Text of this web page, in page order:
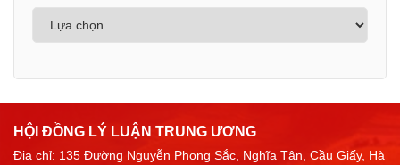
HỘI ĐỒNG LÝ LUẬN TRUNG ƯƠNG
Địa chỉ: 135 Đường Nguyễn Phong Sắc, Nghĩa Tân, Cầu Giấy, Hà